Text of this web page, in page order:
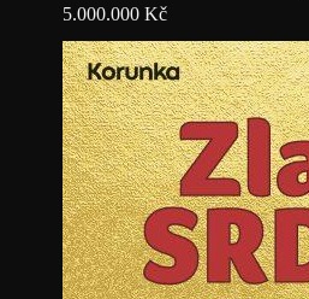
5.000.000 Kč